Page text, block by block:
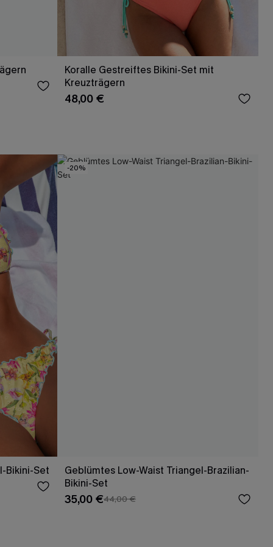
Koralle Gestreiftes Bikini-Set mit
Kreuzträgern
48,00 €
Bikini-Set
-20%
Geblümtes Low-Waist Triangel-Brazilian-
Bikini-Set
35,00 €44,00 €